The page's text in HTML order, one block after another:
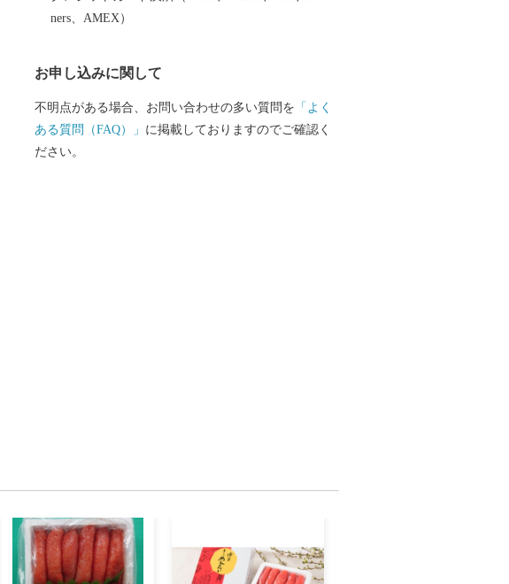
ners、AMEX）
お申し込みに関して
不明点がある場合、お問い合わせの多い質問を 「よく
ある質問（FAQ）」 に掲載しておりますのでご確認く
ださい。